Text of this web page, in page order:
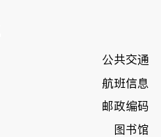
公共交通
航班信息
邮政编码
图书馆